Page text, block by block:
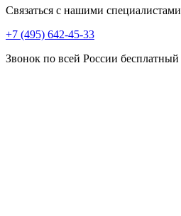
Связаться с нашими специалистами
+7 (495) 642-45-33
Звонок по всей России бесплатный